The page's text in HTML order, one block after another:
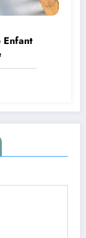
Enfant